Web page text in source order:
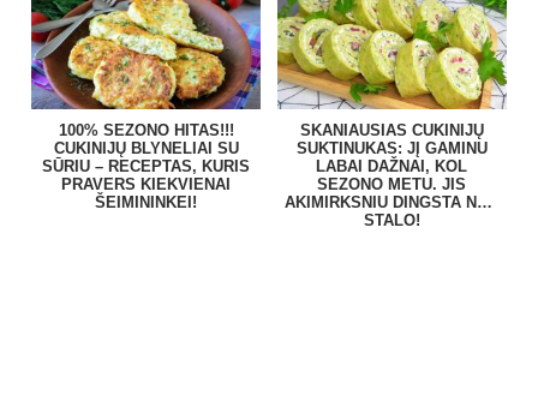
100% SEZONO HITAS!!!
CUKINIJŲ BLYNELIAI SU
SŪRIU – RECEPTAS, KURIS
PRAVERS KIEKVIENAI
ŠEIMININKEI!
SKANIAUSIAS CUKINIJŲ
SUKTINUKAS: JĮ GAMINU
LABAI DAŽNAI, KOL
SEZONO METU. JIS
AKIMIRKSNIU DINGSTA NUO
STALO!